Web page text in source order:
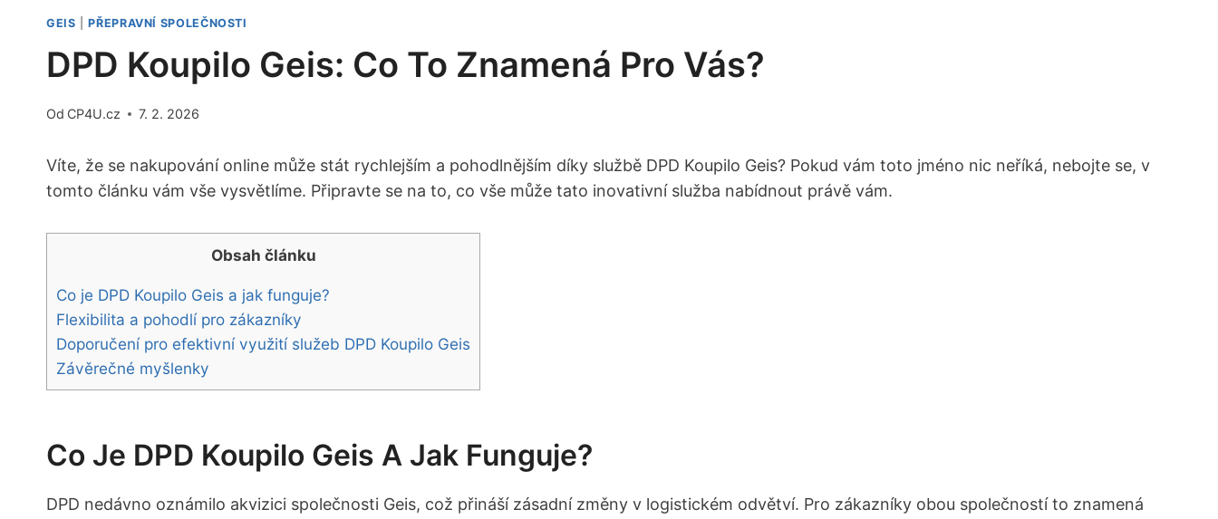
GEIS |PŘEPRAVNÍ SPOLEČNOSTI
DPD Koupilo Geis: Co To Znamená Pro Vás?
Od CP4U.cz 7. 2. 2026
Víte, že se nakupování online může stát rychlejším a pohodlnějším díky službě DPD Koupilo Geis? Pokud vám toto jméno nic neříká, nebojte se, v
tomto článku vám vše vysvětlíme. Připravte se na to, co vše může tato inovativní služba nabídnout právě vám.
Obsah článku
Co je DPD Koupilo Geis a jak funguje?
Flexibilita a pohodlí pro zákazníky
Doporučení pro efektivní využití služeb DPD Koupilo Geis
Závěrečné myšlenky
Co Je DPD Koupilo Geis A Jak Funguje?
DPD nedávno oznámilo akvizici společnosti Geis, což přináší zásadní změny v logistickém odvětví. Pro zákazníky obou společností to znamená